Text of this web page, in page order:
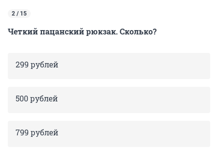
2 / 15
Четкий пацанский рюкзак. Сколько?
299 рублей
500 рублей
799 рублей